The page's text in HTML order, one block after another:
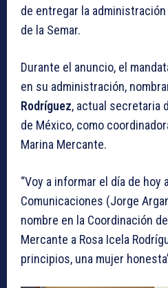
de entregar la
de la Semar.
Durante el anuncio, el
en su administración,
Rodríguez, actual secretaria
de México, como
Marina Mercante.
“Voy a informar el día de hoy
Comunicaciones (Jorge
nombre en la Coordinación
Mercante a Rosa Icela
principios, una mujer